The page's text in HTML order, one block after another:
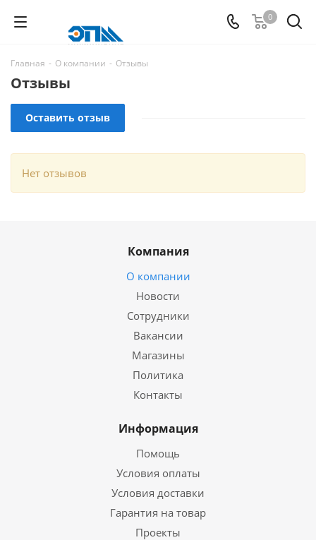
0
Главная - О компании - Отзывы
Отзывы
Оставить отзыв
Нет отзывов
Компания
О компании
Новости
Сотрудники
Вакансии
Магазины
Политика
Контакты
Информация
Помощь
Условия оплаты
Условия доставки
Гарантия на товар
Проекты